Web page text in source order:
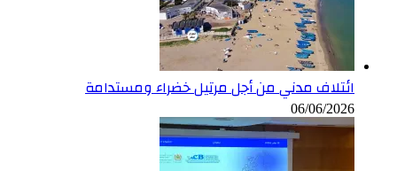
ائتلاف مدني من أجل مرتيل خضراء ومستدامة
06/06/2026